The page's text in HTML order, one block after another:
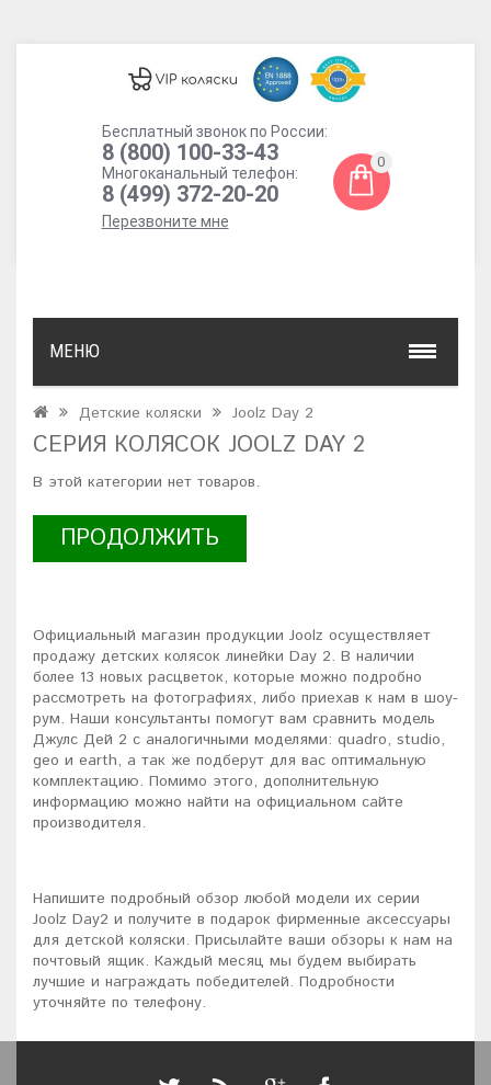
Бесплатный звонок по России:
8 (800) 100-33-43
Многоканальный телефон:
8 (499) 372-20-20
Перезвоните мне
0
МЕНЮ
Детские коляски Joolz Day 2
СЕРИЯ КОЛЯСОК JOOLZ DAY 2
В этой категории нет товаров.
ПРОДОЛЖИТЬ
Официальный магазин продукции Joolz осуществляет
продажу детских колясок линейки Day 2. В наличии
более 13 новых расцветок, которые можно подробно
рассмотреть на фотографиях, либо приехав к нам в шоу-
рум. Наши консультанты помогут вам сравнить модель
Джулс Дей 2 с аналогичными моделями: quadro, studio,
geo и earth, а так же подберут для вас оптимальную
комплектацию. Помимо этого, дополнительную
информацию можно найти на официальном сайте
производителя.
Напишите подробный обзор любой модели их серии
Joolz Day2 и получите в подарок фирменные аксессуары
для детской коляски. Присылайте ваши обзоры к нам на
почтовый ящик. Каждый месяц мы будем выбирать
лучшие и награждать победителей. Подробности
уточняйте по телефону.